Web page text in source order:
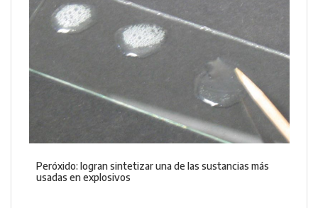
Peróxido: logran sintetizar una de las sustancias más
usadas en explosivos